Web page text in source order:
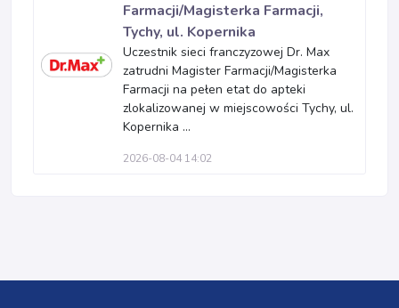
Farmacji/Magisterka Farmacji,
Tychy, ul. Kopernika
Uczestnik sieci franczyzowej Dr. Max
zatrudni Magister Farmacji/Magisterka
Farmacji na pełen etat do apteki
zlokalizowanej w miejscowości Tychy, ul.
Kopernika ...
2026-08-04 14:02